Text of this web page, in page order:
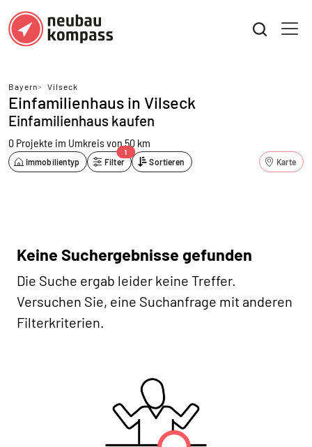
Bayern> Vilseck
Einfamilienhaus in Vilseck
Einfamilienhaus kaufen
0 Projekte im Umkreis von 50 km
Immobilientyp Filter
1
Sortieren Karte
Keine Suchergebnisse gefunden
Die Suche ergab leider keine Treffer.
Versuchen Sie, eine Suchanfrage mit anderen
Filterkriterien.